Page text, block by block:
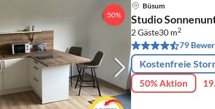
50%
Büsum
Studio
2 Gäste30 m2
79
Kostenfreie
50% Aktion